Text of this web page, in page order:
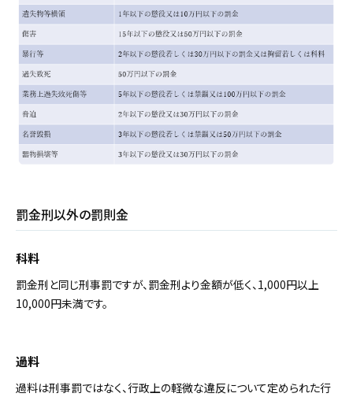
罰金刑以外の罰則金
科料
罰金刑と同じ刑事罰ですが、罰金刑より金額が低く、1,000円以上
10,000円未満です。
過料
過料は刑事罰ではなく、行政上の軽微な違反について定められた行